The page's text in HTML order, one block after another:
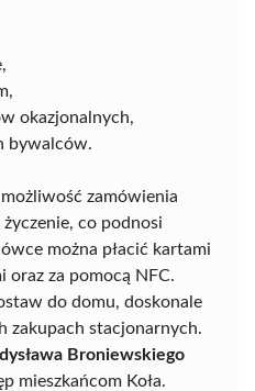
okazjonalnych,
bywalców.
zamówienia
co podnosi
można płacić kartami
za pomocą NFC.
do domu, doskonale
zakupach stacjonarnych.
Broniewskiego
mieszkańcom Koła.